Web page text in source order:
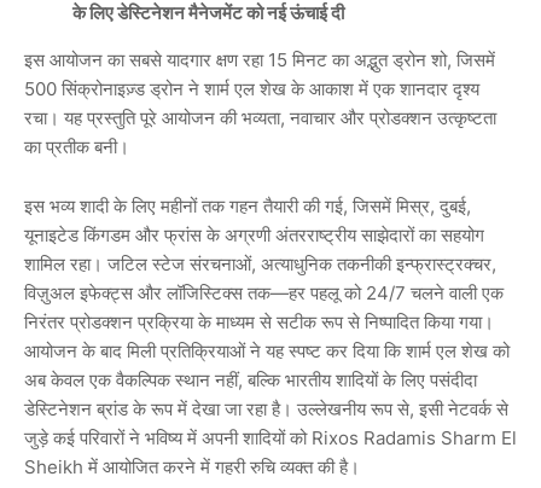
के लिए डेस्टिनेशन मैनेजमेंट को नई ऊंचाई दी
इस आयोजन का सबसे यादगार क्षण रहा 15 मिनट का अद्भुत ड्रोन शो, जिसमें
500 सिंक्रोनाइज़्ड ड्रोन ने शार्म एल शेख के आकाश में एक शानदार दृश्य
रचा। यह प्रस्तुति पूरे आयोजन की भव्यता, नवाचार और प्रोडक्शन उत्कृष्टता
का प्रतीक बनी।
इस भव्य शादी के लिए महीनों तक गहन तैयारी की गई, जिसमें मिस्र, दुबई,
यूनाइटेड किंगडम और फ्रांस के अग्रणी अंतरराष्ट्रीय साझेदारों का सहयोग
शामिल रहा। जटिल स्टेज संरचनाओं, अत्याधुनिक तकनीकी इन्फ्रास्ट्रक्चर,
विज़ुअल इफेक्ट्स और लॉजिस्टिक्स तक—हर पहलू को 24/7 चलने वाली एक
निरंतर प्रोडक्शन प्रक्रिया के माध्यम से सटीक रूप से निष्पादित किया गया।
आयोजन के बाद मिली प्रतिक्रियाओं ने यह स्पष्ट कर दिया कि शार्म एल शेख को
अब केवल एक वैकल्पिक स्थान नहीं, बल्कि भारतीय शादियों के लिए पसंदीदा
डेस्टिनेशन ब्रांड के रूप में देखा जा रहा है। उल्लेखनीय रूप से, इसी नेटवर्क से
जुड़े कई परिवारों ने भविष्य में अपनी शादियों को Rixos Radamis Sharm El
Sheikh में आयोजित करने में गहरी रुचि व्यक्त की है।